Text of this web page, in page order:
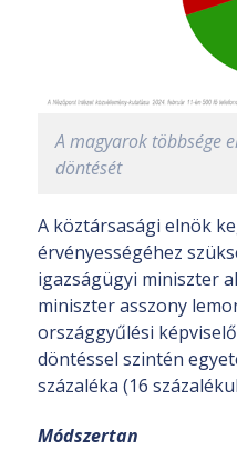
A magyarok többsége
döntését
A köztársasági elnök
érvényességéhez
igazságügyi miniszter
miniszter asszony
országgyűlési
döntéssel szintén
százaléka (16
Módszertan